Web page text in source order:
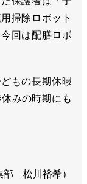
掃除ロボット
回は配膳ロボ
もの長期休暇
みの時期にも
部 松川裕希）